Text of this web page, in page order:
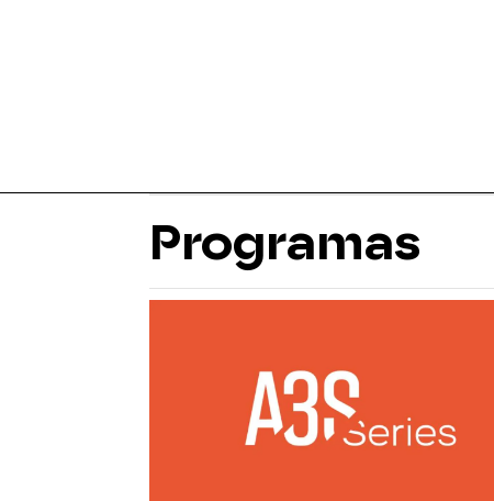
Programas